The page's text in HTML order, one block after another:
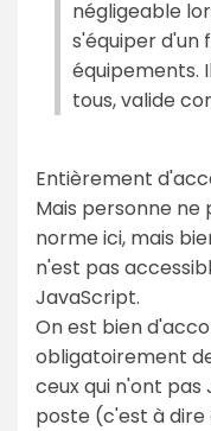
négligeable
s'équiper d'un
équipements.
tous, valide
Entièrement
Mais personne ne
norme ici, mais
n'est pas
JavaScript.
On est bien
obligatoirement
ceux qui n'ont
poste (c'est à dire